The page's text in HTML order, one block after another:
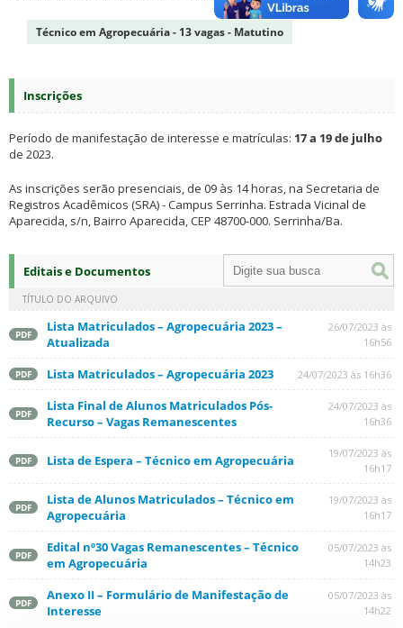
Técnico em Agropecuária - 13 vagas - Matutino
Inscrições
Período de manifestação de interesse e matrículas: 17 a 19 de julho
de 2023.
As inscrições serão presenciais, de 09 às 14 horas, na Secretaria de
Registros Acadêmicos (SRA) - Campus Serrinha. Estrada Vicinal de
Aparecida, s/n, Bairro Aparecida, CEP 48700-000. Serrinha/Ba.
Editais e Documentos
TÍTULO DO ARQUIVO
PDF
Lista Matriculados – Agropecuária 2023 –
Atualizada
26/07/2023 às
16h56
PDF Lista Matriculados – Agropecuária 2023 24/07/2023 às 16h36
PDF
Lista Final de Alunos Matriculados Pós-
Recurso – Vagas Remanescentes
24/07/2023 às
16h36
PDF Lista de Espera – Técnico em Agropecuária
19/07/2023 às
16h17
PDF
Lista de Alunos Matriculados – Técnico em
Agropecuária
19/07/2023 às
16h17
PDF
Edital nº30 Vagas Remanescentes – Técnico
em Agropecuária
05/07/2023 às
14h23
PDF
Anexo II – Formulário de Manifestação de
Interesse
05/07/2023 às
14h22